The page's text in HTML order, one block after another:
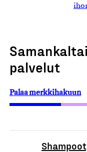
palvelut
Palaa merkkihakuun